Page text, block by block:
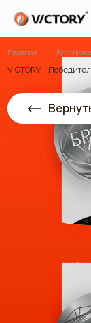
Главная Все
VICTORY -